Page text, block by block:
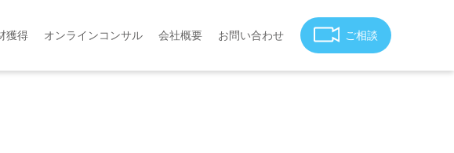
獲得 オンラインコンサル 会社概要 お問い合わせ ご相談